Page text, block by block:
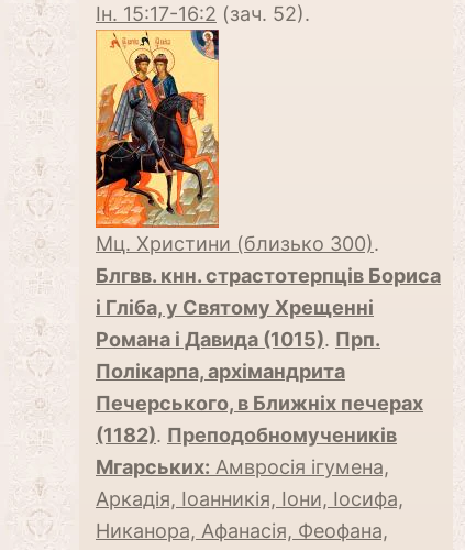
Ін. 15:17-16:2 (зач. 52).
Мц. Христини (близько 300).
Блгвв. кнн. страстотерпців Бориса
і Гліба, у Святому Хрещенні
Романа і Давида (1015). Прп.
Полікарпа, архімандрита
Печерського, в Ближніх печерах
(1182). Преподобномучеників
Мгарських: Амвросія ігумена,
Аркадія, Іоанникія, Іони, Іосифа,
Никанора, Афанасія, Феофана,